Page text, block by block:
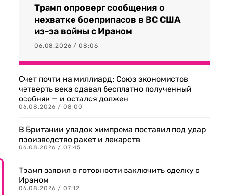
Трамп опроверг сообщения о
нехватке боеприпасов в ВС США
из-за войны с Ираном
06.08.2026 / 08:06
Счет почти на миллиард: Союз экономистов
четверть века сдавал бесплатно полученный
особняк — и остался должен
06.08.2026 / 08:00
В Британии упадок химпрома поставил под удар
производство ракет и лекарств
06.08.2026 / 07:45
Трамп заявил о готовности заключить сделку с
Ираном
06.08.2026 / 07:12